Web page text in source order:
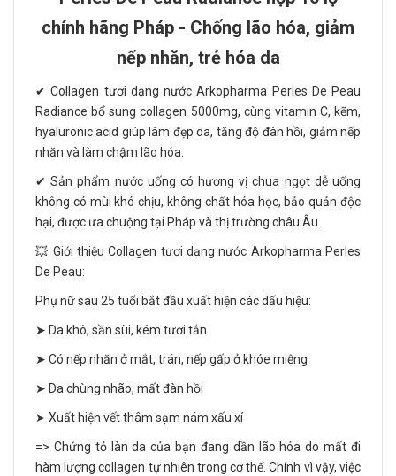
chính hãng Pháp - Chống lão hóa, giảm
nếp nhăn, trẻ hóa da
✔ Collagen tươi dạng nước Arkopharma Perles De Peau
Radiance bổ sung collagen 5000mg, cùng vitamin C, kẽm,
hyaluronic acid giúp làm đẹp da, tăng độ đàn hồi, giảm nếp
nhăn và làm chậm lão hóa.
✔ Sản phẩm nước uống có hương vị chua ngọt dễ uống
không có mùi khó chịu, không chất hóa học, bảo quản độc
hại, được ưa chuộng tại Pháp và thị trường châu Âu.
💥 Giới thiệu Collagen tươi dạng nước Arkopharma Perles
De Peau:
Phụ nữ sau 25 tuổi bắt đầu xuất hiện các dấu hiệu:
➤ Da khô, sần sùi, kém tươi tắn
➤ Có nếp nhăn ở mắt, trán, nếp gấp ở khóe miệng
➤ Da chùng nhão, mất đàn hồi
➤ Xuất hiện vết thâm sạm nám xấu xí
=> Chứng tỏ làn da của bạn đang dần lão hóa do mất đi
hàm lượng collagen tự nhiên trong cơ thể. Chính vì vậy, việc